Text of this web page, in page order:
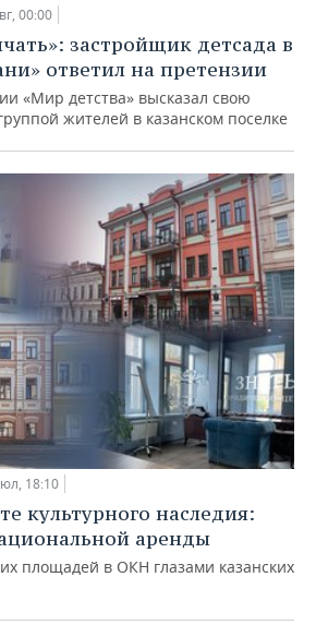
00:00
застройщик детсада в
ответил на претензии
«Мир детства» высказал свою
жителей в казанском поселке
18:10
культурного наследия:
аренды
площадей в ОКН глазами казанских